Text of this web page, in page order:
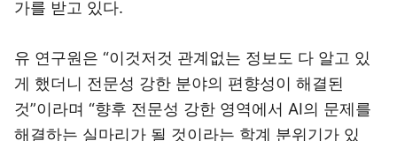
가를 받고 있다.
유 연구원은 “이것저것 관계없는 정보도 다 알고 있
게 했더니 전문성 강한 분야의 편향성이 해결된
것”이라며 “향후 전문성 강한 영역에서 AI의 문제를
해결하는 실마리가 될 것이라는 학계 분위기가 있